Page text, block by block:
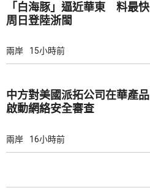
「白海豚」逼近華東 料最快
周日登陸浙閩
兩岸 15小時前
中方對美國派拓公司在華產品
啟動網絡安全審查
兩岸 16小時前